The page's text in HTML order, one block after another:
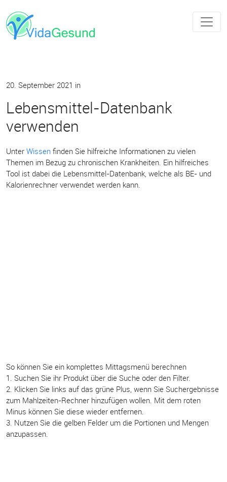
20. September 2021 in
Lebensmittel-Datenbank
verwenden
Unter Wissen finden Sie hilfreiche Informationen zu vielen
Themen im Bezug zu chronischen Krankheiten. Ein hilfreiches
Tool ist dabei die Lebensmittel-Datenbank, welche als BE- und
Kalorienrechner verwendet werden kann.
So können Sie ein komplettes Mittagsmenü berechnen
1. Suchen Sie ihr Produkt über die Suche oder den Filter.
2. Klicken Sie links auf das grüne Plus, wenn Sie Suchergebnisse
zum Mahlzeiten-Rechner hinzufügen wollen. Mit dem roten
Minus können Sie diese wieder entfernen.
3. Nutzen Sie die gelben Felder um die Portionen und Mengen
anzupassen.